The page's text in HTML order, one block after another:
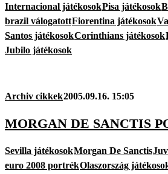
Internacional játékosokPisa játékosok
brazil válogatottFiorentina játékosok
Santos játékosokCorinthians játékosok
Jubilo játékosok
Archiv cikkek2005.09.16. 15:05
MORGAN DE SANCTIS
Sevilla játékosokMorgan De Sanctis
euro 2008 portrékOlaszország